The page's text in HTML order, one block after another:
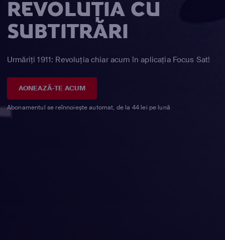
REVOLUŢIA CU
SUBTITRĂRI
Urmăriți 1911: Revoluţia chiar acum în aplicația Focus Sat!
AONEAZĂ-TE ACUM
Abonamentul se reînnoiește automat, de la 44 lei pe lună